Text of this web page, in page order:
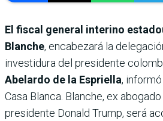
El fiscal general interino
Blanche, encabezará la
investidura del presidente
Abelardo de la Espriella,
Casa Blanca. Blanche, ex
presidente Donald Trump, será